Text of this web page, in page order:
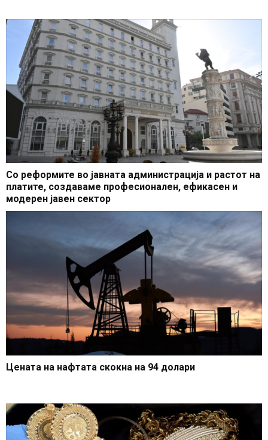
Со реформите во јавната администрација и растот на
платите, создаваме професионален, ефикасен и
модерен јавен сектор
Цената на нафтата скокна на 94 долари